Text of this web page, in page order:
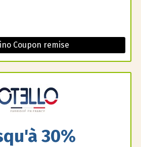
Coupon remise
30%